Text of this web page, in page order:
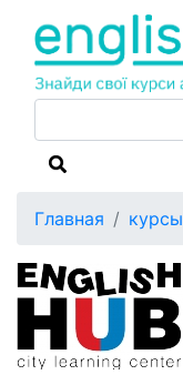
Главная курсы